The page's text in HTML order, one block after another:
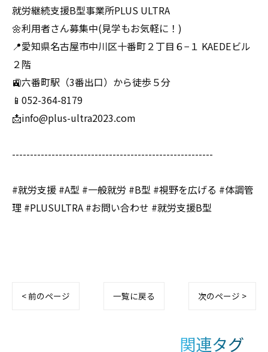
就労継続支援B型事業所PLUS ULTRA
🌼利用者さん募集中(見学もお気軽に！)
📍愛知県名古屋市中川区十番町２丁目６−１ KAEDEビル
２階
🚉六番町駅（3番出口）から徒歩５分
📱052-364-8179
📩info@plus-ultra2023.com
--------------------------------------------------------
#就労支援 #A型 #一般就労 #B型 #視野を広げる #体調管
理 #PLUSULTRA #お問い合わせ #就労支援B型
< 前のページ 一覧に戻る 次のページ >
関連タグ